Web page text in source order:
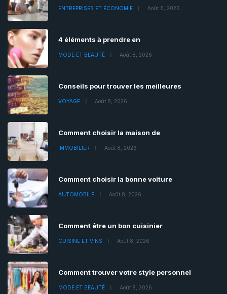
ENTREPRISES ET ÉCONOMIE Août 8, 2026
4 éléments à prendre en
MODE ET BEAUTÉ Août 8, 2026
Conseils pour trouver les meilleures
VOYAGE Août 8, 2026
Comment choisir la maison de
IMMOBILIER Août 8, 2026
Comment choisir la bonne voiture
AUTOMOBILE Août 8, 2026
Comment être un bon cuisinier
CUISINE ET VINS Août 8, 2026
Comment trouver votre style personnel
MODE ET BEAUTÉ Août 8, 2026